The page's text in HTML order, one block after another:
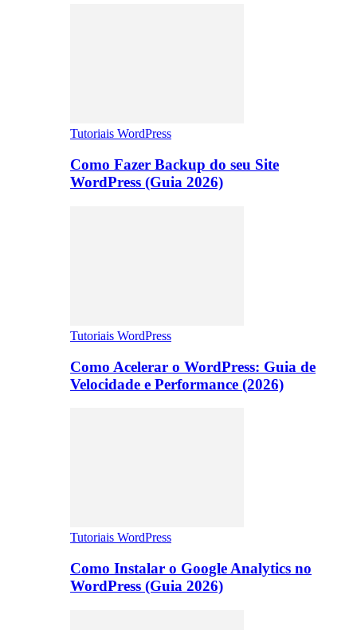
Tutoriais WordPress
Como Fazer Backup do seu Site
WordPress (Guia 2026)
Tutoriais WordPress
Como Acelerar o WordPress: Guia de
Velocidade e Performance (2026)
Tutoriais WordPress
Como Instalar o Google Analytics no
WordPress (Guia 2026)